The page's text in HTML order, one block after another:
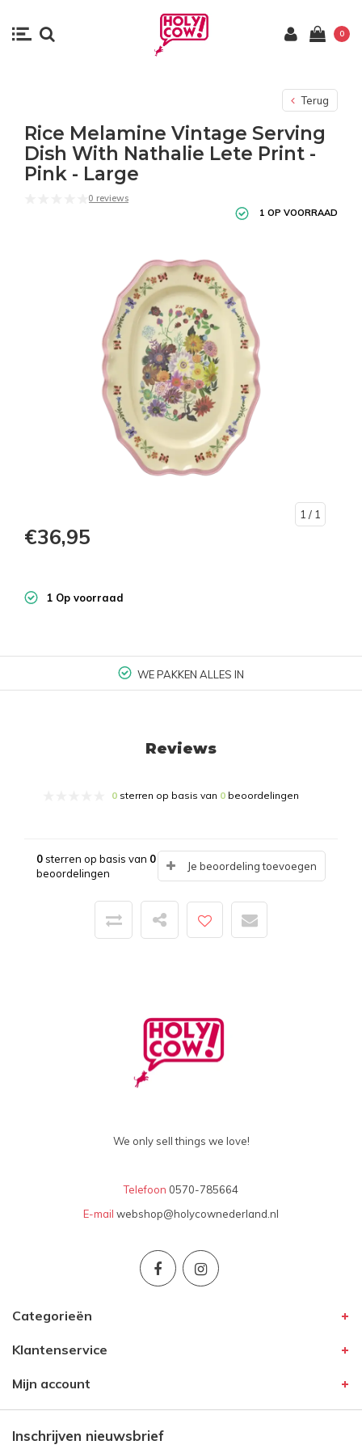
0
Terug
Rice Melamine Vintage Serving
Dish With Nathalie Lete Print -
Pink - Large
0 reviews
1 OP VOORRAAD
1 / 1
€36,95
1 Op voorraad
WE PAKKEN ALLES IN
Reviews
0 sterren op basis van 0 beoordelingen
0sterren op basis van 0
beoordelingen
Je beoordeling toevoegen
We only sell things we love!
Telefoon 0570-785664
E-mail webshop@holycownederland.nl
Categorieën
Klantenservice
Mijn account
Inschrijven nieuwsbrief